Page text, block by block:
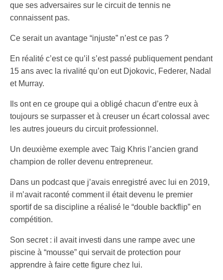
que ses adversaires sur le circuit de tennis ne
connaissent pas.
Ce serait un avantage “injuste” n’est ce pas ?
En réalité c’est ce qu’il s’est passé publiquement pendant
15 ans avec la rivalité qu’on eut Djokovic, Federer, Nadal
et Murray.
Ils ont en ce groupe qui a obligé chacun d’entre eux à
toujours se surpasser et à creuser un écart colossal avec
les autres joueurs du circuit professionnel.
Un deuxième exemple avec Taig Khris l’ancien grand
champion de roller devenu entrepreneur.
Dans un podcast que j’avais enregistré avec lui en 2019,
il m’avait raconté comment il était devenu le premier
sportif de sa discipline a réalisé le “double backflip” en
compétition.
Son secret : il avait investi dans une rampe avec une
piscine à “mousse” qui servait de protection pour
apprendre à faire cette figure chez lui.